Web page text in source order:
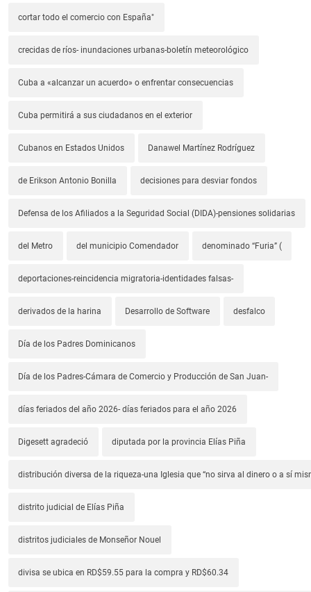
cortar todo el comercio con España"
crecidas de ríos- inundaciones urbanas-boletín meteorológico
Cuba a «alcanzar un acuerdo» o enfrentar consecuencias
Cuba permitirá a sus ciudadanos en el exterior
Cubanos en Estados Unidos Danawel Martínez Rodríguez
de Erikson Antonio Bonilla decisiones para desviar fondos
Defensa de los Afiliados a la Seguridad Social (DIDA)-pensiones solidarias
del Metro del municipio Comendador denominado “Furia” (
deportaciones-reincidencia migratoria-identidades falsas-
derivados de la harina Desarrollo de Software desfalco
Día de los Padres Dominicanos
Día de los Padres-Cámara de Comercio y Producción de San Juan-
días feriados del año 2026- días feriados para el año 2026
Digesett agradeció diputada por la provincia Elías Piña
distribución diversa de la riqueza-una Iglesia que “no sirva al dinero o a sí
distrito judicial de Elías Piña
distritos judiciales de Monseñor Nouel
divisa se ubica en RD$59.55 para la compra y RD$60.34